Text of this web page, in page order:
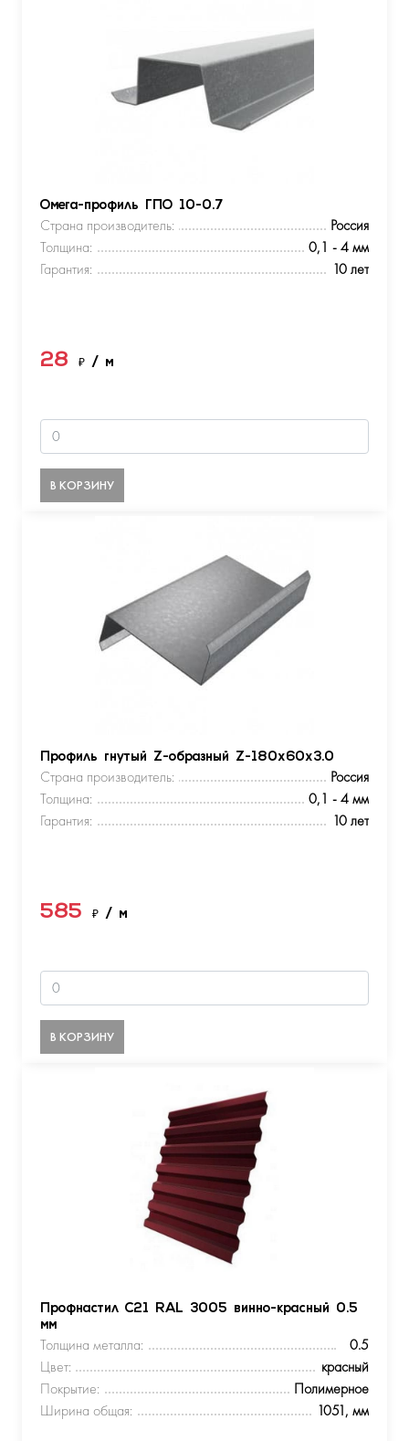
Омега-профиль ГПО 10-0.7
Страна производитель:
Россия
Толщина:
0,1 - 4 мм
Гарантия:
10 лет
28 ₽ / м
В КОРЗИНУ
Профиль гнутый Z-образный Z-180х60х3.0
Страна производитель:
Россия
Толщина:
0,1 - 4 мм
Гарантия:
10 лет
585 ₽ / м
В КОРЗИНУ
Профнастил С21 RAL 3005 винно-красный 0.5
мм
Толщина металла:
0.5
Цвет:
красный
Покрытие:
Полимерное
Ширина общая:
1051, мм